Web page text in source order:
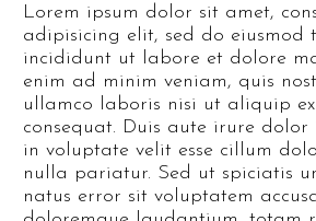
Lorem ipsum dolor sit amet,
adipisicing elit, sed do eiusmod
incididunt ut labore et dolore
enim ad minim veniam, quis
ullamco laboris nisi ut aliquip
consequat. Duis aute irure
in voluptate velit esse cillum
nulla pariatur. Sed ut spiciatis
natus error sit voluptatem